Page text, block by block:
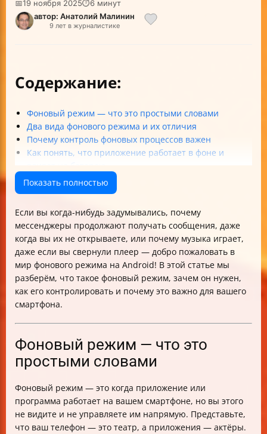
📅19 ноября 2025⏱6 минут
автор: Анатолий Малинин
9 лет в журналистике
Содержание:
Фоновый режим — что это простыми словами
Два вида фонового режима и их отличия
Почему контроль фоновых процессов важен
Как понять, что приложение работает в фоне и
Практические шаги по ограничению фоновой
активности
принудительной остановкой и ограничением сетевой
активности
Автозагрузка и синхронизация — как они влияют на
батарею
Как безопасно контролировать автозагрузку и
синхронизацию
Общие рекомендации для Samsung, Xiaomi и других
производителей
Как проверить, что всё работает правильно после
Мониторинг фоновых процессов и батареи
Советы по минимизации влияния фоновой
Баланс между удобством и энергосбережением
Распространённые ошибки и заблуждения
Заключение
Показать полностью
Если вы когда-нибудь задумывались, почему
мессенджеры продолжают получать сообщения, даже
когда вы их не открываете, или почему музыка играет,
даже если вы свернули плеер — добро пожаловать в
мир фонового режима на Android! В этой статье мы
разберём, что такое фоновый режим, зачем он нужен,
как его контролировать и почему это важно для вашего
смартфона.
Фоновый режим — что это
простыми словами
Фоновый режим — это когда приложение или
программа работает на вашем смартфоне, но вы этого
не видите и не управляете им напрямую. Представьте,
что ваш телефон — это театр, а приложения — актёры.